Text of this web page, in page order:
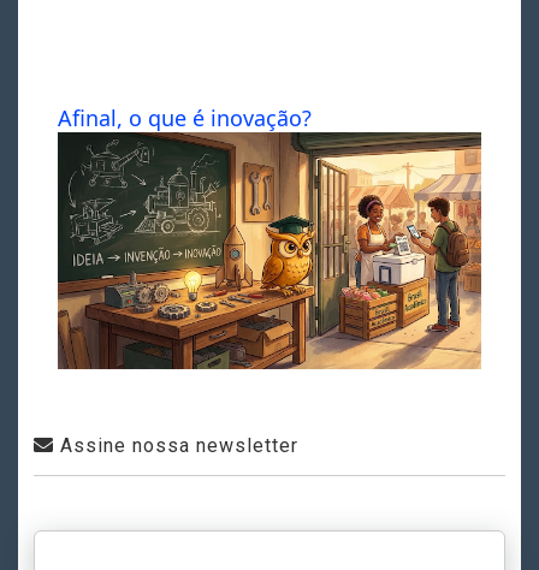
Afinal, o que é inovação?
Assine nossa newsletter